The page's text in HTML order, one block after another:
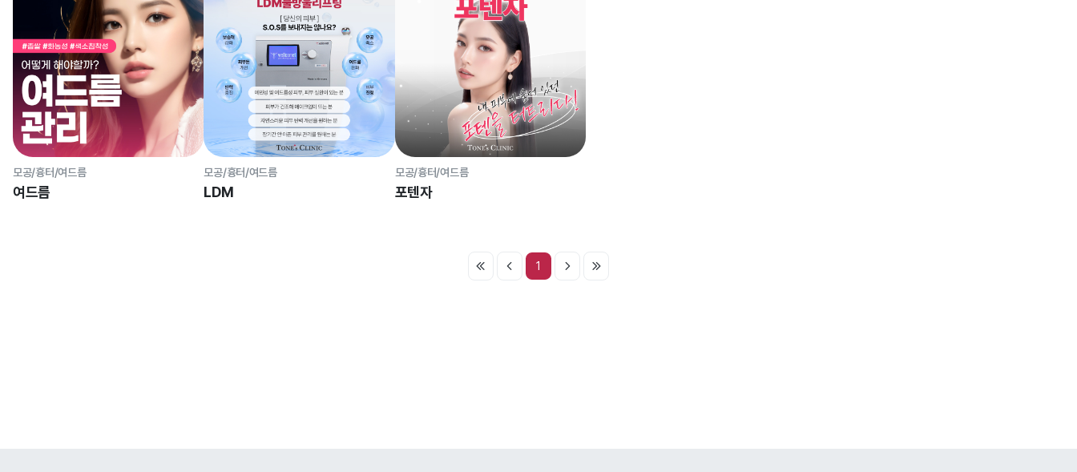
모공/흉터/여드름
여드름
모공/흉터/여드름
LDM
모공/흉터/여드름
포텐자
1